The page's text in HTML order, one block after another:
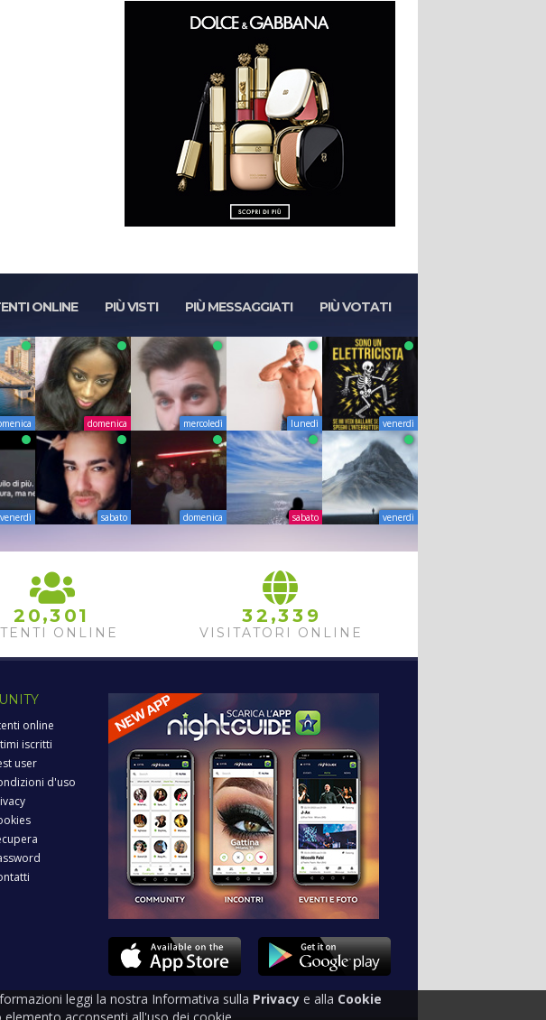
ONLINE PIÙ VISTI PIÙ MESSAGGIATI PIÙ VOTATI
domenica mercoledì lunedì venerdì
venerdì sabato domenica sabato venerdì
2 0,3 01
ONLINE
32 ,33 9
VISITATORI ONLINE
online
iscritti
user
d'uso
leggi la nostra Informativa sulla Privacy e alla Cookie
acconsenti all'uso dei cookie